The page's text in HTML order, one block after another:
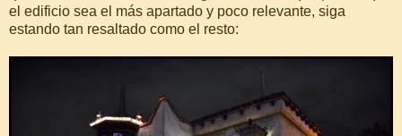
el edificio sea el más apartado y poco relevante, siga
estando tan resaltado como el resto: